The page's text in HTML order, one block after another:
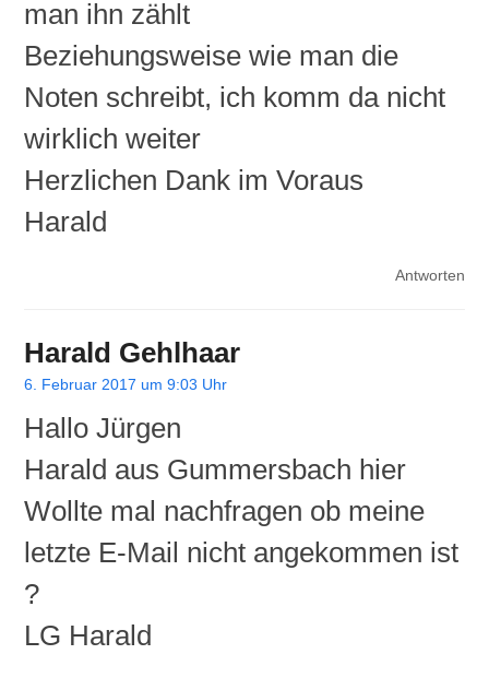
man ihn zählt
Beziehungsweise wie man die
Noten schreibt, ich komm da nicht
wirklich weiter
Herzlichen Dank im Voraus
Harald
Antworten
Harald Gehlhaar
6. Februar 2017 um 9:03 Uhr
Hallo Jürgen
Harald aus Gummersbach hier
Wollte mal nachfragen ob meine
letzte E-Mail nicht angekommen ist
?
LG Harald